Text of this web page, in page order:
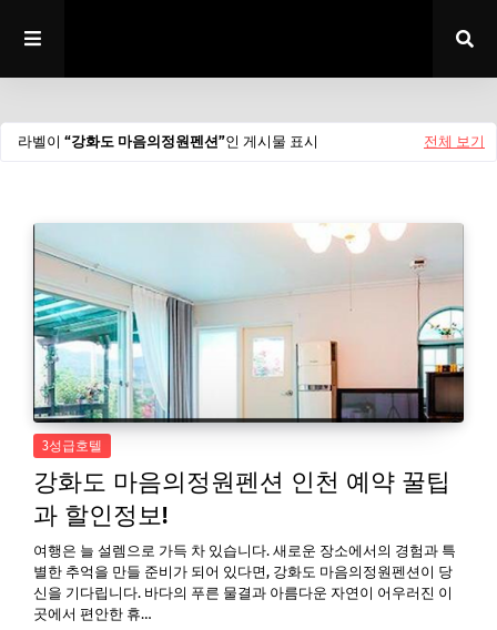
라벨이 강화도 마음의정원펜션 인 게시물 표시 전체 보기
3성급호텔
강화도 마음의정원펜션 인천 예약 꿀팁
과 할인정보!
여행은 늘 설렘으로 가득 차 있습니다. 새로운 장소에서의 경험과 특
별한 추억을 만들 준비가 되어 있다면, 강화도 마음의정원펜션이 당
신을 기다립니다. 바다의 푸른 물결과 아름다운 자연이 어우러진 이
곳에서 편안한 휴…